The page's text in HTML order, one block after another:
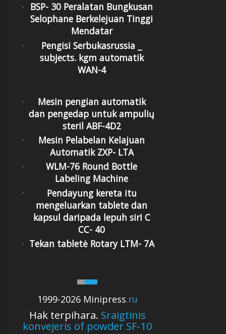
BSP- 30 Peralatan Bungkusan
Selophane Berkelejuan Tinggi
Mendatar
Pengisi Serbukasrussia _
subjects. kgm automatik
WAN-4
1999-2026 Minipress.ru
Hak terpihara. Sraigtinis
konvejeris of powder SF-10
Mesin pengian automatik
dan pengedap untuk ampulių
steril ABF-4D2
Mesin Pelabelan Kelajuan
Automatik ZXP- LTA
WLM-76 Round Bottle
Labeling Machine
Pendayung kereta itu
mengeluarkan tablete dan
kapsul daripada lepuh sirI C
CC- 40
Tekan tabletė Rotary LTM- 7A